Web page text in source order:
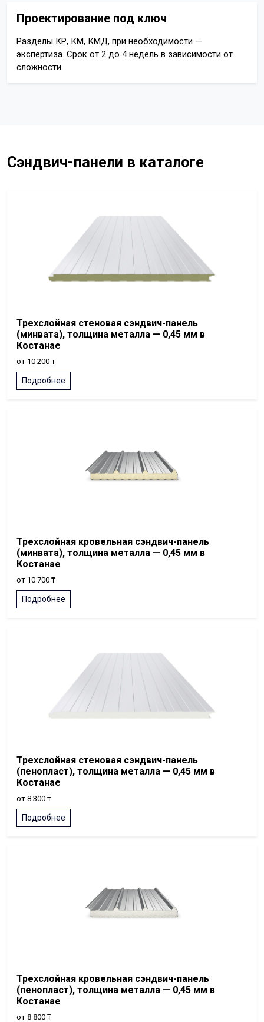
Проектирование под ключ
Разделы КР, КМ, КМД, при необходимости —
экспертиза. Срок от 2 до 4 недель в зависимости от
сложности.
Сэндвич-панели в каталоге
Трехслойная стеновая сэндвич-панель
(минвата), толщина металла — 0,45 мм в
Костанае
от 10 200 ₸
Подробнее
Трехслойная кровельная сэндвич-панель
(минвата), толщина металла — 0,45 мм в
Костанае
от 10 700 ₸
Подробнее
Трехслойная стеновая сэндвич-панель
(пенопласт), толщина металла — 0,45 мм в
Костанае
от 8 300 ₸
Подробнее
Трехслойная кровельная сэндвич-панель
(пенопласт), толщина металла — 0,45 мм в
Костанае
от 8 800 ₸